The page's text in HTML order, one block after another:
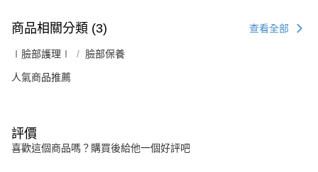
商品相關分類 (3) 查看全部
∣臉部護理∣ 臉部保養
人氣商品推薦
評價
喜歡這個商品嗎？購買後給他一個好評吧